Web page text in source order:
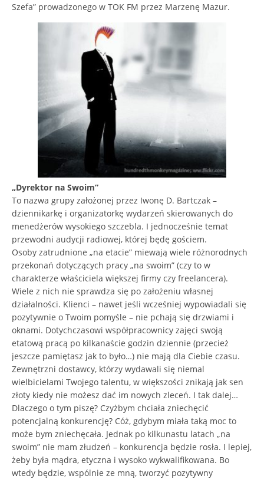
Szefa” prowadzonego w TOK FM przez Marzenę Mazur.
„Dyrektor na Swoim”
To nazwa grupy założonej przez Iwonę D. Bartczak –
dziennikarkę i organizatorkę wydarzeń skierowanych do
menedżerów wysokiego szczebla. I jednocześnie temat
przewodni audycji radiowej, której będę gościem.
Osoby zatrudnione „na etacie” miewają wiele różnorodnych
przekonań dotyczących pracy „na swoim” (czy to w
charakterze właściciela większej firmy czy freelancera).
Wiele z nich nie sprawdza się po założeniu własnej
działalności. Klienci – nawet jeśli wcześniej wypowiadali się
pozytywnie o Twoim pomyśle – nie pchają się drzwiami i
oknami. Dotychczasowi współpracownicy zajęci swoją
etatową pracą po kilkanaście godzin dziennie (przecież
jeszcze pamiętasz jak to było…) nie mają dla Ciebie czasu.
Zewnętrzni dostawcy, którzy wydawali się niemal
wielbicielami Twojego talentu, w większości znikają jak sen
złoty kiedy nie możesz dać im nowych zleceń. I tak dalej…
Dlaczego o tym piszę? Czyżbym chciała zniechęcić
potencjalną konkurencję? Cóż, gdybym miała taką moc to
może bym zniechęcała. Jednak po kilkunastu latach „na
swoim” nie mam złudzeń – konkurencja będzie rosła. I lepiej,
żeby była mądra, etyczna i wysoko wykwalifikowana. Bo
wtedy będzie, wspólnie ze mną, tworzyć pozytywny